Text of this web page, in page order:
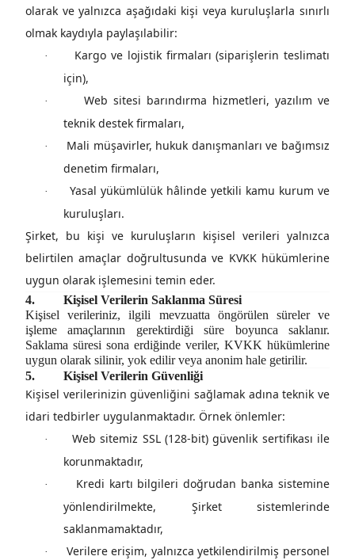
olarak ve yalnızca aşağıdaki kişi veya kuruluşlarla sınırlı
olmak kaydıyla paylaşılabilir:
·
Kargo ve lojistik firmaları (siparişlerin teslimatı
için),
·
Web sitesi barındırma hizmetleri, yazılım ve
teknik destek firmaları,
·
Mali müşavirler, hukuk danışmanları ve bağımsız
denetim firmaları,
·
Yasal yükümlülük hâlinde yetkili kamu kurum ve
kuruluşları.
Şirket, bu kişi ve kuruluşların kişisel verileri yalnızca
belirtilen amaçlar doğrultusunda ve KVKK hükümlerine
uygun olarak işlemesini temin eder.
4.
Kişisel Verilerin Saklanma Süresi
Kişisel verileriniz, ilgili mevzuatta öngörülen süreler ve
işleme amaçlarının gerektirdiği süre boyunca saklanır.
Saklama süresi sona erdiğinde veriler, KVKK hükümlerine
uygun olarak silinir, yok edilir veya anonim hale getirilir.
5.
Kişisel Verilerin Güvenliği
Kişisel verilerinizin güvenliğini sağlamak adınateknik ve
idari tedbirler uygulanmaktadır. Örnek önlemler:
·
Web sitemiz SSL (128-bit) güvenlik sertifikası ile
korunmaktadır,
·
Kredi kartı bilgileri doğrudan banka sistemine
yönlendirilmekte, Şirket sistemlerinde
saklanmamaktadır,
·
Verilere erişim, yalnızca yetkilendirilmiş personel